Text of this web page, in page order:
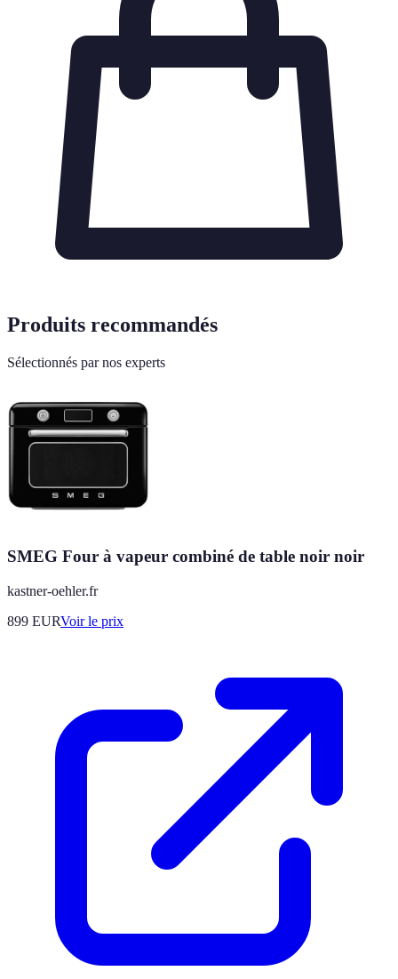
Produits recommandés
Sélectionnés par nos experts
SMEG Four à vapeur combiné de table noir noir
kastner-oehler.fr
899 EURVoir le prix